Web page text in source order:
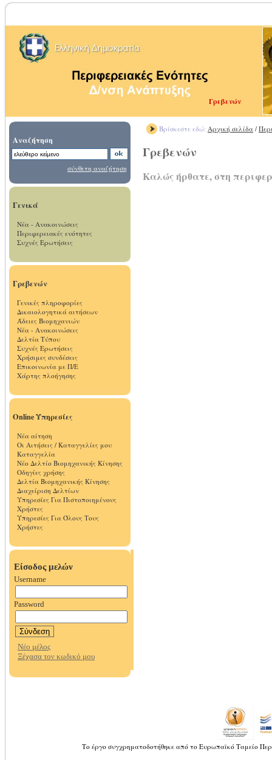
Γρεβενών
Αναζήτηση
σύνθετη αναζήτηση
Γενικά
Νέα - Ανακοινώσεις
Περιφερειακές ενότητες
Συχνές Ερωτήσεις
Γρεβενών
Γενικές πληροφορίες
Δικαιολογητικά αιτήσεων
Άδειες Βιομηχανιών
Νέα - Ανακοινώσεις
Δελτία Τύπου
Συχνές Ερωτήσεις
Χρήσιμες συνδέσεις
Επικοινωνία με Π/Ε
Χάρτης πλοήγησης
Online Υπηρεσίες
Νέα αίτηση
Οι Αιτήσεις / Καταγγελίες μου
Καταγγελία
Νέο Δελτίο Βιομηχανικής Κίνησης
Οδηγίες χρήσης
Δελτία Βιομηχανικής Κίνησης
Διαχείριση Δελτίων
Υπηρεσίες Για Πιστοποιημένους
Χρήστες
Υπηρεσίες Για Όλους Τους
Χρήστες
Βρίσκεστε εδώ: Αρχική σελίδα /
Γρεβενών
Καλώς ήρθατε, στη
Το έργο συγχρηματοδοτήθηκε από το Ευρωπαϊκό Ταμείο